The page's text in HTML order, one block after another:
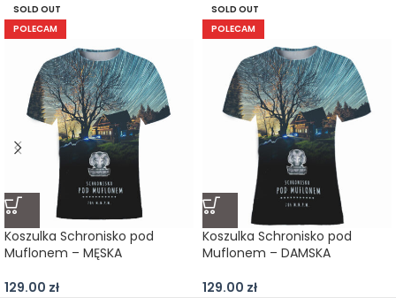
SOLD OUT
POLECAM
Koszulka Schronisko pod
Muflonem – MĘSKA
129.00 zł
SOLD OUT
POLECAM
Koszulka Schronisko pod
Muflonem – DAMSKA
129.00 zł